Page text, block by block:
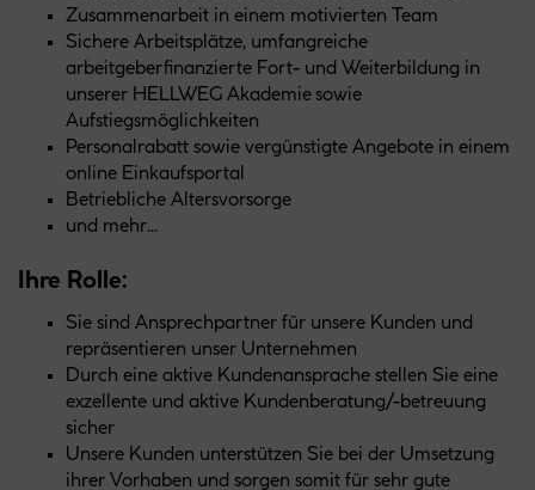
Zusammenarbeit in einem motivierten Team
Sichere Arbeitsplätze, umfangreiche
arbeitgeberfinanzierte Fort- und Weiterbildung in
unserer HELLWEG Akademie sowie
Aufstiegsmöglichkeiten
Personalrabatt sowie vergünstigte Angebote in einem
online Einkaufsportal
Betriebliche Altersvorsorge
und mehr...
Ihre Rolle:
Sie sind Ansprechpartner für unsere Kunden und
repräsentieren unser Unternehmen
Durch eine aktive Kundenansprache stellen Sie eine
exzellente und aktive Kundenberatung/-betreuung
sicher
Unsere Kunden unterstützen Sie bei der Umsetzung
ihrer Vorhaben und sorgen somit für sehr gute